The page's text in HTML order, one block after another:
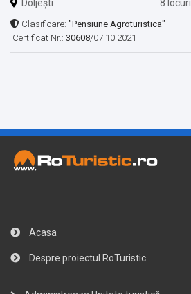
Doljești 8 locuri
Clasificare: "Pensiune Agroturistica"
Certificat Nr.: 30608/07.10.2021
Acasa
Despre proiectul RoTuristic